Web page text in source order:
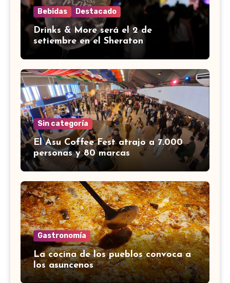
Bebidas Destacado
Drinks & More será el 2 de
setiembre en el Sheraton
Sin categoría
El Asu Coffee Fest atrajo a 7.000
personas y 80 marcas
Gastronomía
La cocina de los pueblos convoca a
los asuncenos